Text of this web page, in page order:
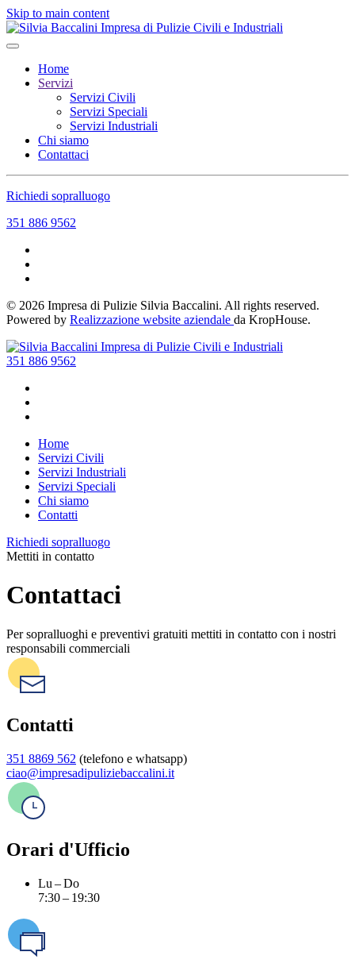
Skip to main content
Home
Servizi
Servizi Civili
Servizi Speciali
Servizi Industriali
Chi siamo
Contattaci
Richiedi sopralluogo
351 886 9562
© 2026 Impresa di Pulizie Silvia Baccalini. All rights reserved.
Powered by Realizzazione website aziendale da KropHouse.
351 886 9562
Home
Servizi Civili
Servizi Industriali
Servizi Speciali
Chi siamo
Contatti
Richiedi sopralluogo
Mettiti in contatto
Contattaci
Per sopralluoghi e preventivi gratuiti mettiti in contatto con i nostri
responsabili commerciali
Contatti
351 8869 562 (telefono e whatsapp)
ciao@impresadipuliziebaccalini.it
Orari d'Ufficio
Lu – Do
7:30 – 19:30